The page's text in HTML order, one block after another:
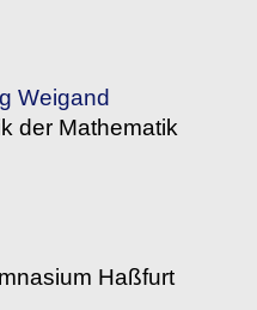
Weigand
der Mathematik
Haßfurt